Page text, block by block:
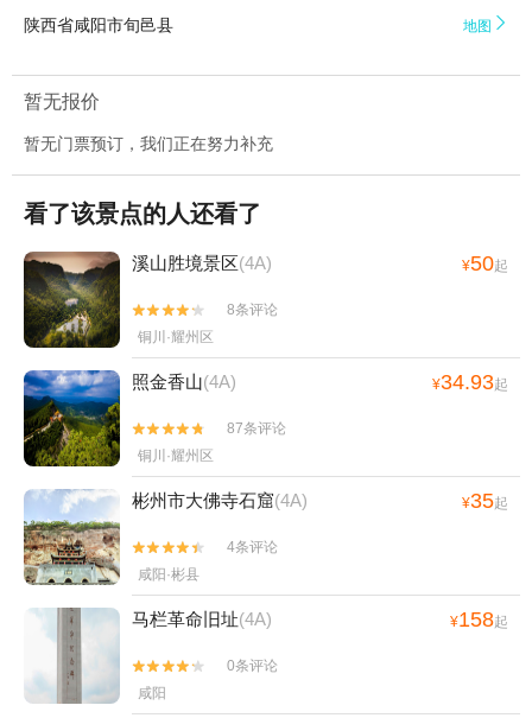
陕西省咸阳市旬邑县 地图 
暂无报价
暂无门票预订，我们正在努力补充
看了该景点的人还看了
溪山胜境景区(4A) ¥50起


8条评论
铜川·耀州区
照金香山(4A) ¥34.93起


87条评论
铜川·耀州区
彬州市大佛寺石窟(4A) ¥35起


4条评论
咸阳·彬县
马栏革命旧址(4A) ¥158起


0条评论
咸阳